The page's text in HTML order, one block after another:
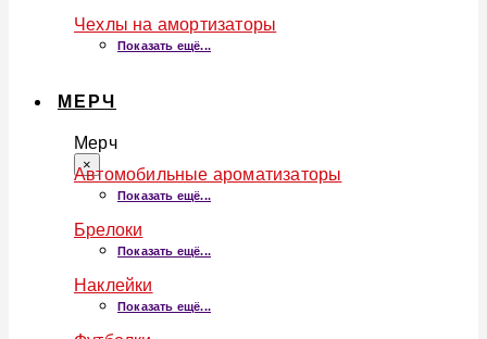
Чехлы на амортизаторы
Показать ещё...
МЕРЧ
Мерч
×
Автомобильные ароматизаторы
Показать ещё...
Брелоки
Показать ещё...
Наклейки
Показать ещё...